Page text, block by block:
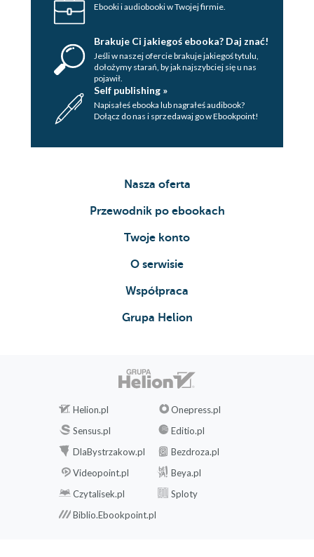
Ebooki i audiobooki w Twojej firmie.
Brakuje Ci jakiegoś ebooka? Daj znać!
Jeśli w naszej ofercie brakuje jakiegoś tytulu,
dołożymy starań, by jak najszybciej się u nas
pojawił.
Self publishing »
Napisałeś ebooka lub nagrałeś audibook?
Dołącz do nas i sprzedawaj go w Ebookpoint!
Nasza oferta
Przewodnik po ebookach
Twoje konto
O serwisie
Współpraca
Grupa Helion
Helion.pl
Onepress.pl
Sensus.pl
Editio.pl
DlaBystrzakow.pl
Bezdroza.pl
Videopoint.pl
Beya.pl
Czytalisek.pl
Sploty
Biblio.Ebookpoint.pl